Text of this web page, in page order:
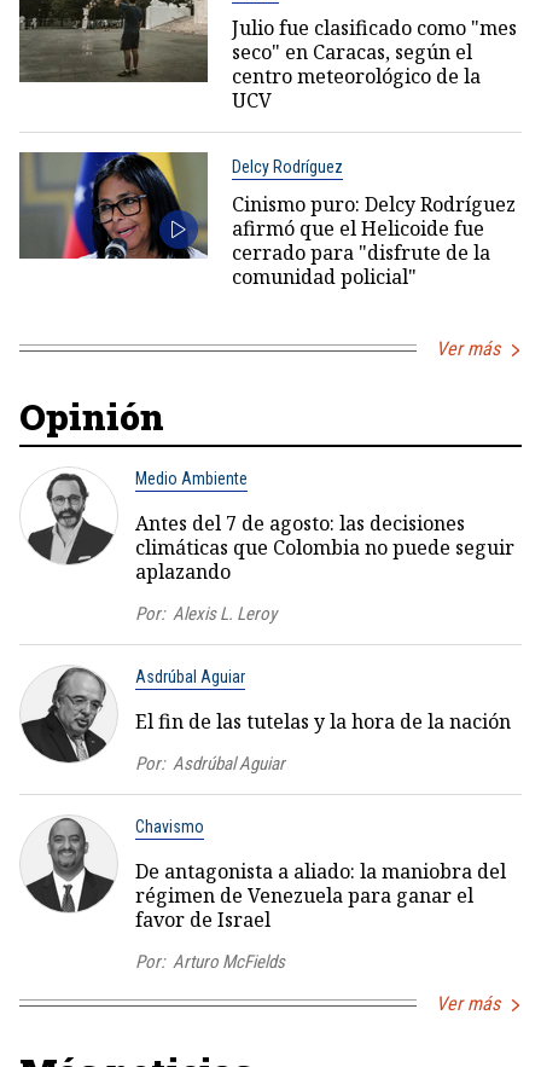
Julio fue clasificado como "mes
seco" en Caracas, según el
centro meteorológico de la
UCV
Delcy Rodríguez
Cinismo puro: Delcy Rodríguez
afirmó que el Helicoide fue
cerrado para "disfrute de la
comunidad policial"
Ver más
Opinión
Medio Ambiente
Antes del 7 de agosto: las decisiones
climáticas que Colombia no puede seguir
aplazando
Por: Alexis L. Leroy
Asdrúbal Aguiar
El fin de las tutelas y la hora de la nación
Por: Asdrúbal Aguiar
Chavismo
De antagonista a aliado: la maniobra del
régimen de Venezuela para ganar el
favor de Israel
Por: Arturo McFields
Ver más